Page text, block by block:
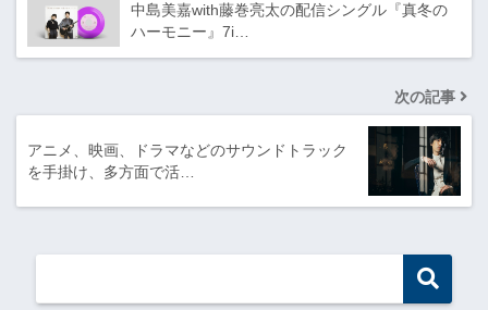
中島美嘉with藤巻亮太の配信シングル『真冬の
ハーモニー』7i…
次の記事
アニメ、映画、ドラマなどのサウンドトラック
を⼿掛け、多⽅⾯で活…